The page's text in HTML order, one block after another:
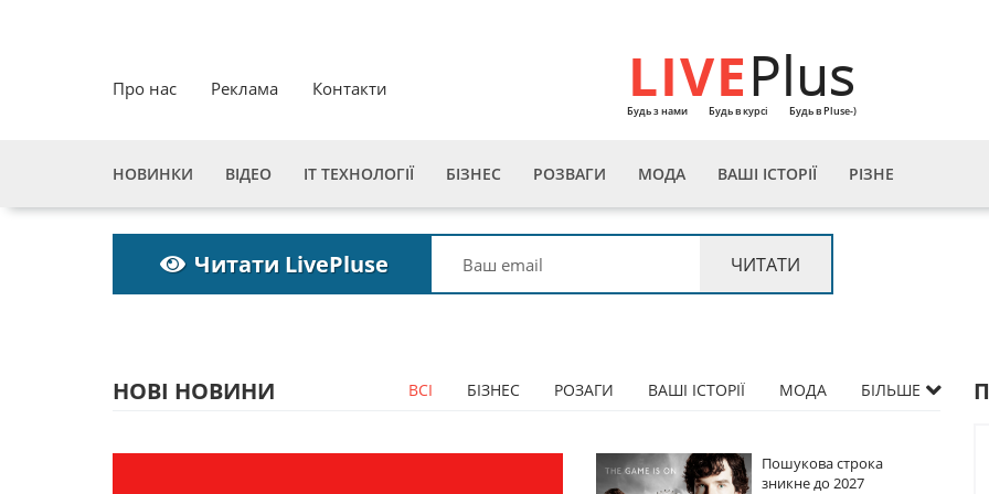
Про нас Реклама Контакти LIVEPlus
Будь з нами Будь в курсі Будь в Pluse-)
НОВИНКИ ВІДЕО ІТ ТЕХНОЛОГІЇ БІЗНЕС РОЗВАГИ МОДА ВАШІ ІСТОРІЇ РІЗНЕ
Читати LivePluse
НОВІ НОВИНИ ВСІ БІЗНЕС РОЗАГИ ВАШІ ІСТОРІЇ МОДА БІЛЬШЕ
Пошукова строка
Пошукова строка
зникне до 2027